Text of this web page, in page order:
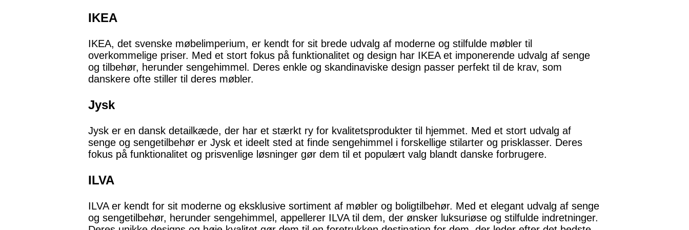
IKEA
IKEA, det svenske møbelimperium, er kendt for sit brede udvalg af moderne og stilfulde møbler til
overkommelige priser. Med et stort fokus på funktionalitet og design har IKEA et imponerende udvalg af senge
og tilbehør, herunder sengehimmel. Deres enkle og skandinaviske design passer perfekt til de krav, som
danskere ofte stiller til deres møbler.
Jysk
Jysk er en dansk detailkæde, der har et stærkt ry for kvalitetsprodukter til hjemmet. Med et stort udvalg af
senge og sengetilbehør er Jysk et ideelt sted at finde sengehimmel i forskellige stilarter og prisklasser. Deres
fokus på funktionalitet og prisvenlige løsninger gør dem til et populært valg blandt danske forbrugere.
ILVA
ILVA er kendt for sit moderne og eksklusive sortiment af møbler og boligtilbehør. Med et elegant udvalg af senge
og sengetilbehør, herunder sengehimmel, appellerer ILVA til dem, der ønsker luksuriøse og stilfulde indretninger.